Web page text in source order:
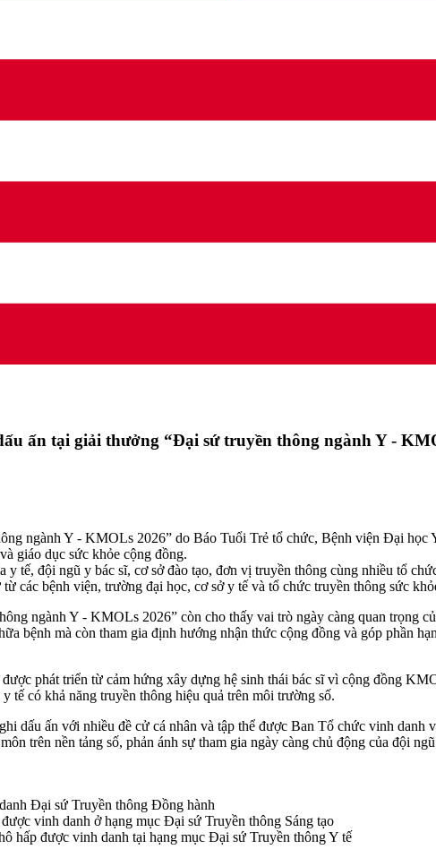
ấn tại giải thưởng “Đại sứ truyền thông ngành Y -
ngành Y - KMOLs 2026” do Báo Tuổi Trẻ tổ chức, Bệnh viện Đại học
giáo dục sức khỏe cộng đồng.
tế, đội ngũ y bác sĩ, cơ sở đào tạo, đơn vị truyền thông cùng nhiều tổ
các bệnh viện, trường đại học, cơ sở y tế và tổ chức truyền thông sức
ngành Y - KMOLs 2026” còn cho thấy vai trò ngày càng quan trọng
bệnh mà còn tham gia định hướng nhận thức cộng đồng và góp phần
phát triển từ cảm hứng xây dựng hệ sinh thái bác sĩ vì cộng đồng
tế có khả năng truyền thông hiệu quả trên môi trường số.
ấn với nhiều đề cử cá nhân và tập thể được Ban Tổ chức vinh danh
trên nền tảng số, phản ánh sự tham gia ngày càng chủ động của đội
Đại sứ Truyền thông Đồng hành
vinh danh ở hạng mục Đại sứ Truyền thông Sáng tạo
được vinh danh tại hạng mục Đại sứ Truyền thông Y tế